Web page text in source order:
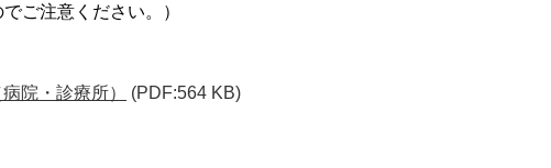
ご注意ください。）
院・診療所） (PDF:564 KB)